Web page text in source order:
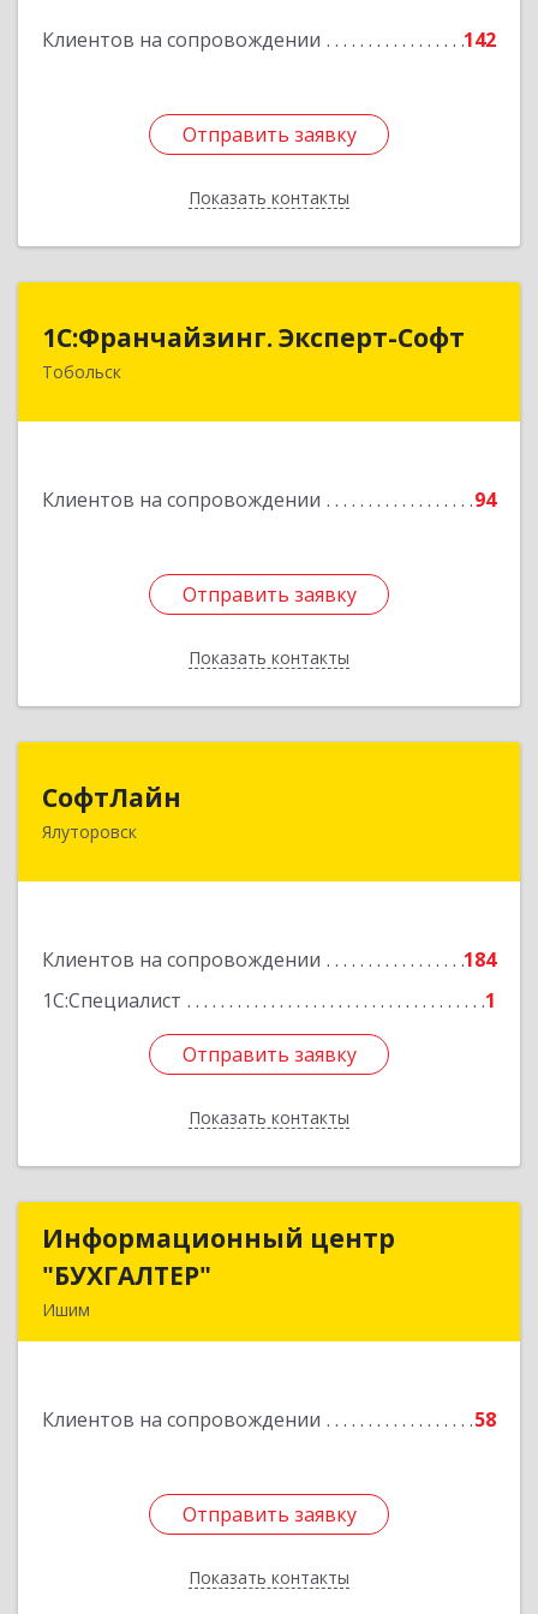
Клиентов на сопровождении 142
Отправить заявку
Показать контакты
Отправить заявку
Назад
1С:Франчайзинг. Эксперт-Софт
Тобольск
Клиентов на сопровождении 94
Отправить заявку
Показать контакты
1С:Франчайзинг. Эксперт-Софт
626150, Тюменская обл, Тобольск г, 7-й мкр,
Отправить заявку
Назад
СофтЛайн
Ялуторовск
Клиентов на сопровождении
184
1С:Специалист
1
Отправить заявку
Показать контакты
627010, Тюменская обл, Ялуторовский р-н,
Отправить заявку
Назад
Информационный центр
"БУХГАЛТЕР"
Ишим
Клиентов на сопровождении 58
Отправить заявку
Показать контакты
Информационный центр
Подробнее
Отправить заявку
Назад